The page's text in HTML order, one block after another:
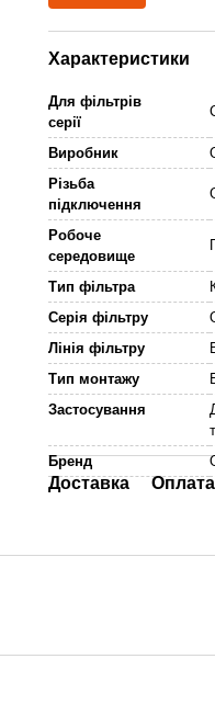
Характеристики
Для фільтрів
серії
Виробник
Різьба
підключення
Робоче
середовище
Тип фільтра
Серія фільтру
Лінія фільтру
Тип монтажу
Застосування
Бренд
Доставка Оплата